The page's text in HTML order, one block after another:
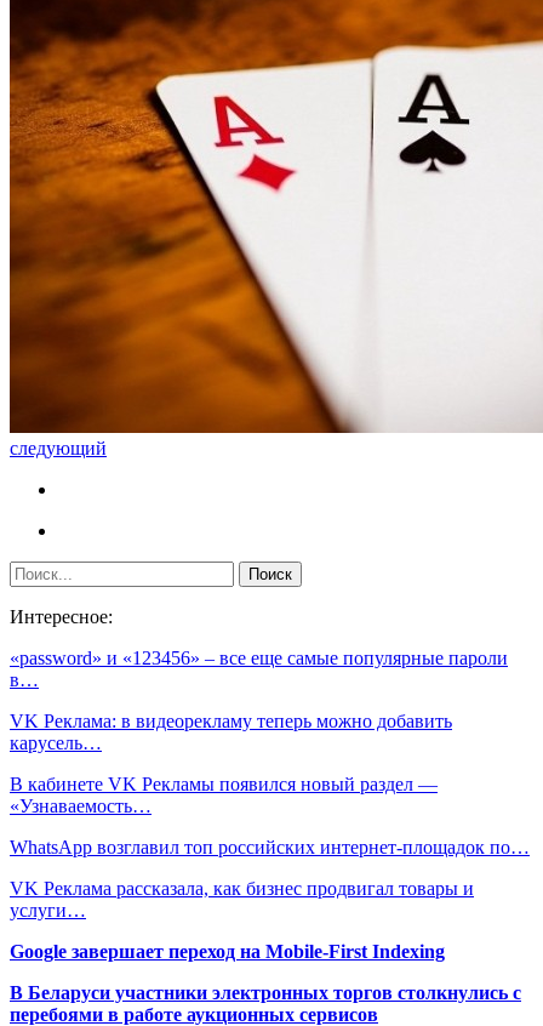
следующий
Интересное:
«password» и «123456» – все еще самые популярные пароли
в…
VK Реклама: в видеорекламу теперь можно добавить
карусель…
В кабинете VK Рекламы появился новый раздел —
«Узнаваемость…
WhatsApp возглавил топ российских интернет-площадок по…
VK Реклама рассказала, как бизнес продвигал товары и
услуги…
Google завершает переход на Mobile-First Indexing
В Беларуси участники электронных торгов столкнулись с
перебоями в работе аукционных сервисов